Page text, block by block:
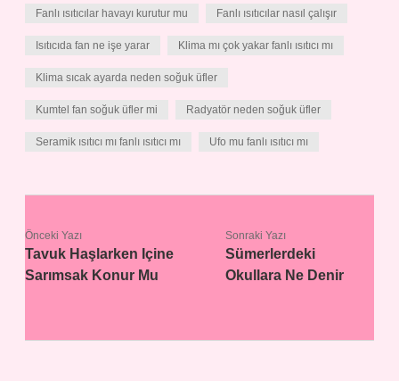
Fanlı ısıtıcılar havayı kurutur mu Fanlı ısıtıcılar nasıl çalışır
Isıtıcıda fan ne işe yarar Klima mı çok yakar fanlı ısıtıcı mı
Klima sıcak ayarda neden soğuk üfler
Kumtel fan soğuk üfler mi Radyatör neden soğuk üfler
Seramik ısıtıcı mı fanlı ısıtıcı mı Ufo mu fanlı ısıtıcı mı
Önceki Yazı
Tavuk Haşlarken Içine
Sarımsak Konur Mu
Sonraki Yazı
Sümerlerdeki
Okullara Ne Denir